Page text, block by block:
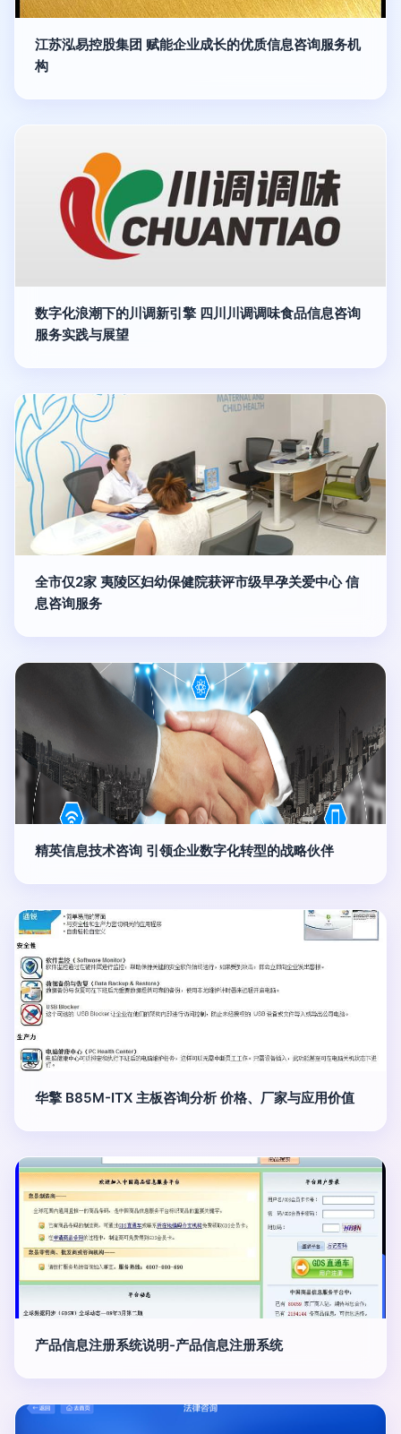
江苏泓易控股集团 赋能企业成长的优质信息咨询服务机
构
数字化浪潮下的川调新引擎 四川川调调味食品信息咨询
服务实践与展望
全市仅2家 夷陵区妇幼保健院获评市级早孕关爱中心 信
息咨询服务
精英信息技术咨询 引领企业数字化转型的战略伙伴
华擎 B85M-ITX 主板咨询分析 价格、厂家与应用价值
产品信息注册系统说明-产品信息注册系统